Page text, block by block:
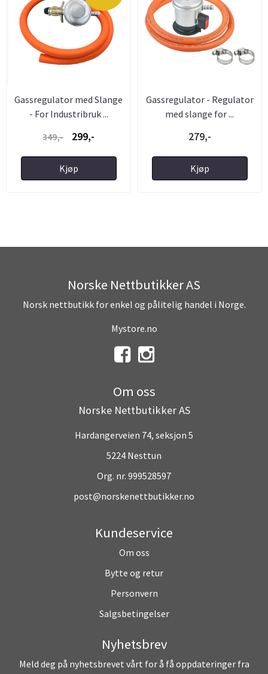
Gassregulator med Slange
- For Industribruk ...
349,-
299,-
Kjøp
Gassregulator - Regulator
med slange for ...
279,-
Kjøp
Norske Nettbutikker AS
Norsk nettbutikk for enkel og pålitelig handel i Norge.
Mystore.no
Om oss
Norske Nettbutikker AS
Hardangerveien 74, seksjon 5
5224 Nesttun
Org. nr. 999528597
post@norskenettbutikker.no
Kundeservice
Om oss
Bytte og retur
Personvern
Salgsbetingelser
Nyhetsbrev
Meld deg på nyhetsbrevet vårt for å få oppdateringer fra